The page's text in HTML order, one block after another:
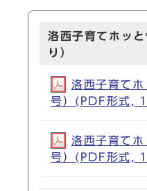
洛西子育てホッ
り）
洛西子育て
号）(PDF形式,
洛西子育て
号）(PDF形式,